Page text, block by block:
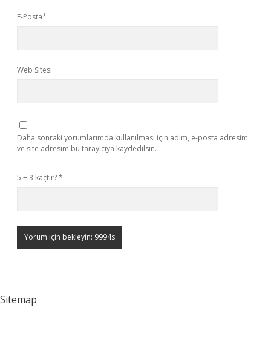
E-Posta*
Web Sitesi
Daha sonraki yorumlarımda kullanılması için adım, e-posta adresim
ve site adresim bu tarayıcıya kaydedilsin.
5 + 3 kaçtır?*
Sitemap